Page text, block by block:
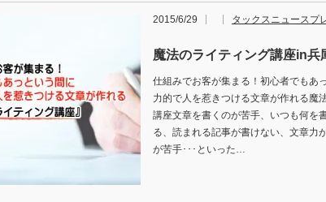
2015/6/29 タックスニュースプ
魔法のライティング講座in兵
仕組みでお客が集まる！初心者でもあ
力的で人を惹きつける文章が作れる魔
講座文章を書くのが苦手、いつも何を
る、読まれる記事が書けない、文章力
が苦手･･･といった…